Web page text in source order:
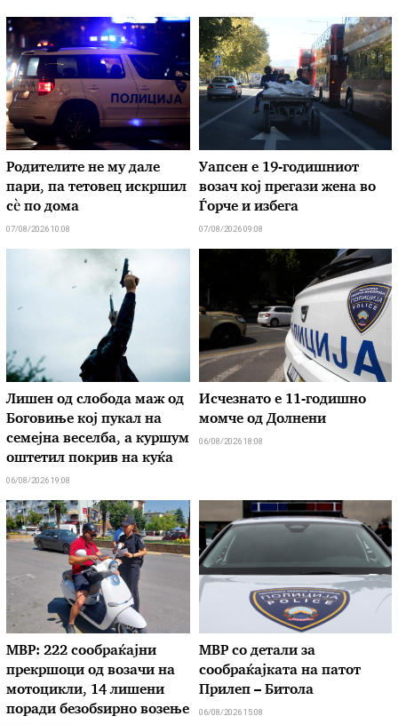
Родителите не му дале
пари, па тетовец искршил
сѐ по дома
07/08/2026 10:08
Уапсен е 19-годишниот
возач кој прегази жена во
Ѓорче и избега
07/08/2026 09:08
Лишен од слобода маж од
Боговиње кој пукал на
семејна веселба, а куршум
оштетил покрив на куќа
06/08/2026 19:08
Исчезнато е 11-годишно
момче од Долнени
06/08/2026 18:08
МВР: 222 сообраќајни
прекршоци од возачи на
мотоцикли, 14 лишени
поради безобѕирно возење
МВР со детали за
сообраќајката на патот
Прилеп – Битола
06/08/2026 15:08